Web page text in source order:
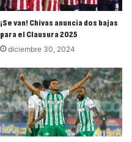
¡Se van! Chivas anuncia dos bajas
para el Clausura 2025
diciembre 30, 2024